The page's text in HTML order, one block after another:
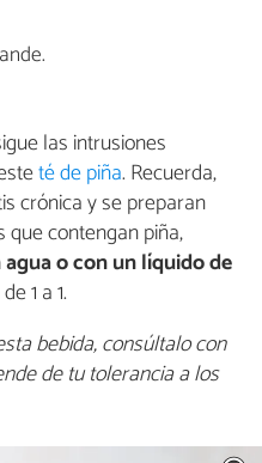
las intrusiones
té de piña. Recuerda,
crónica y se preparan
contengan piña,
o con un líquido de
1 a 1.
bebida, consúltalo con
de tu tolerancia a los